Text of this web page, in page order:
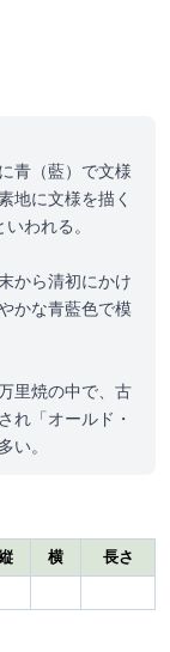
青（藍）で文様
地に文様を描く
われる。
から清初にかけ
かな青藍色で模
里焼の中で、古
れ「オールド・
い。
横
長さ